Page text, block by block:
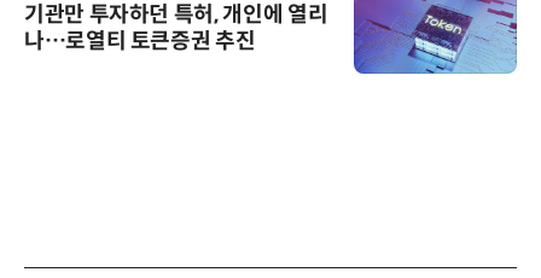
기관만 투자하던 특허, 개인에 열리
나…로열티 토큰증권 추진